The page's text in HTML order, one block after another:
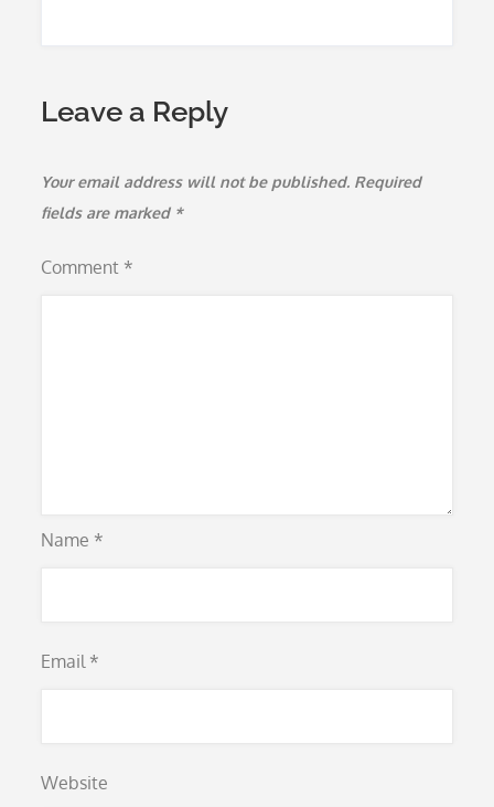
Leave a Reply
Your email address will not be published. Required
fields are marked *
Comment *
Name *
Email *
Website